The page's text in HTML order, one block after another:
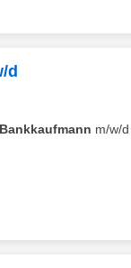
d
Bankkaufmann m/w/